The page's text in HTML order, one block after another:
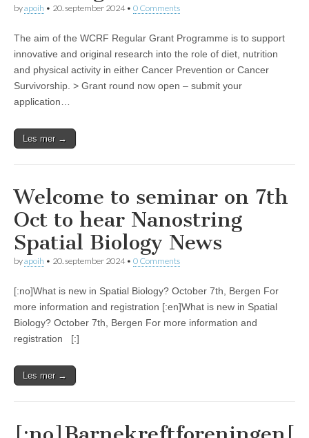
byapoih • 20. september 2024• 0 Comments
The aim of the WCRF Regular Grant Programme is to support
innovative and original research into the role of diet, nutrition
and physical activity in either Cancer Prevention or Cancer
Survivorship. > Grant round now open – submit your
application…
Les mer →
Welcome to seminar on 7th
Oct to hear Nanostring
Spatial Biology News
byapoih • 20. september 2024• 0 Comments
[:no]What is new in Spatial Biology? October 7th, Bergen For
more information and registration [:en]What is new in Spatial
Biology? October 7th, Bergen For more information and
registration [:]
Les mer →